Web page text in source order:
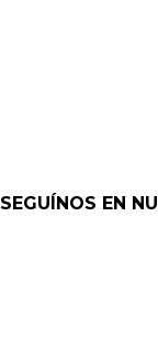
SEGUÍNOS EN